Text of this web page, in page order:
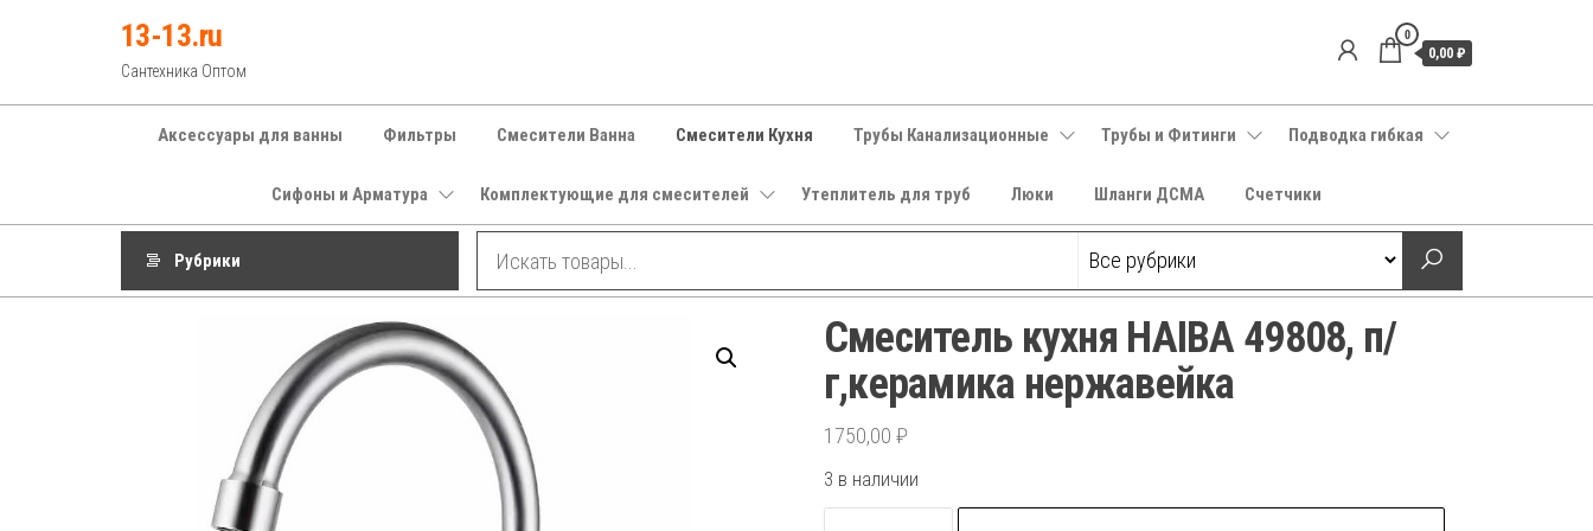
13-13.ru
Сантехника Оптом
0
0,00 ₽
Аксессуары для ванны Фильтры Смесители Ванна Смесители Кухня Трубы Канализационные Трубы и Фитинги Подводка гибкая
Сифоны и Арматура Комплектующие для смесителей Утеплитель для труб Люки Шланги ДСМА Счетчики
Рубрики
Смеситель кухня HAIBA 49808, п/
г,керамика нержавейка
1750,00 ₽
3 в наличии